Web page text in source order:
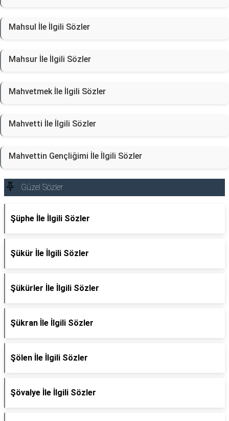
Mahsul İle İlgili Sözler
Mahsur İle İlgili Sözler
Mahvetmek İle İlgili Sözler
Mahvetti İle İlgili Sözler
Mahvettin Gençliğimi İle İlgili Sözler
Güzel Sözler
Şüphe İle İlgili Sözler
Şükür İle İlgili Sözler
Şükürler İle İlgili Sözler
Şükran İle İlgili Sözler
Şölen İle İlgili Sözler
Şövalye İle İlgili Sözler